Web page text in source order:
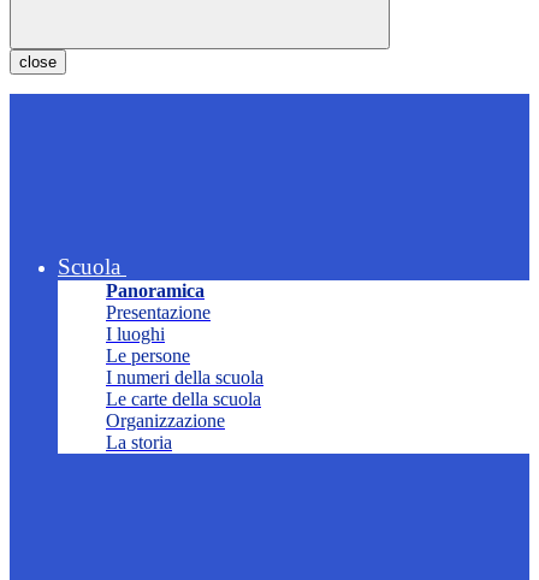
close
Scuola
Panoramica
Presentazione
I luoghi
Le persone
I numeri della scuola
Le carte della scuola
Organizzazione
La storia